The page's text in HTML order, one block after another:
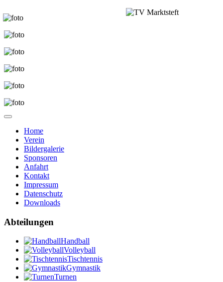
Home
Verein
Bildergalerie
Sponsoren
Anfahrt
Kontakt
Impressum
Datenschutz
Downloads
Abteilungen
Handball
Volleyball
Tischtennis
Gymnastik
Turnen